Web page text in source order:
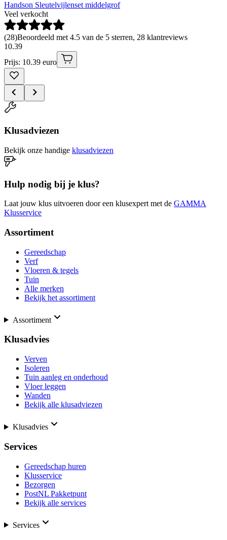
Handson Sleutelvijlenset middelgrof
Veel verkocht
(28)Beoordeeld met 4.5 van de 5 sterren, 28 klantreviews
10.39
Prijs: 10.39 euro
Klusadviezen
Bekijk onze handige klusadviezen
Hulp nodig bij je klus?
Laat jouw klus uitvoeren door een klusexpert met de GAMMA
Klusservice
Assortiment
Gereedschap
Verf
Vloeren & tegels
Tuin
Alle merken
Bekijk het assortiment
Assortiment
Klusadvies
Verven
Isoleren
Tuin aanleg en onderhoud
Vloer leggen
Wanden
Bekijk alle klusadviezen
Klusadvies
Services
Gereedschap huren
Klusservice
Bezorgen
PostNL Pakketpunt
Bekijk alle services
Services